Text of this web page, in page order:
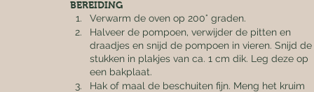
BEREIDING
Verwarm de oven op 200° graden.
Halveer de pompoen, verwijder de pitten en
draadjes en snijd de pompoen in vieren. Snijd de
stukken in plakjes van ca. 1 cm dik. Leg deze op
een bakplaat.
Hak of maal de beschuiten fijn. Meng het kruim